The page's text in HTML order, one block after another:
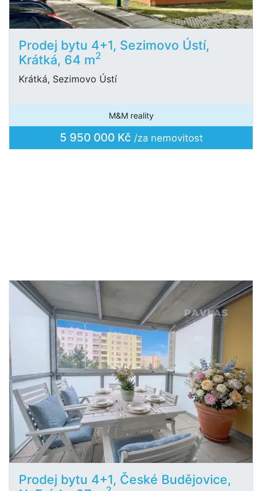
Prodej bytu 4+1, Sezimovo Ústí,
Krátká, 64 m2
Krátká, Sezimovo Ústí
M&M reality
5 950 000 Kč /za nemovitost
Prodej bytu 4+1, České Budějovice,